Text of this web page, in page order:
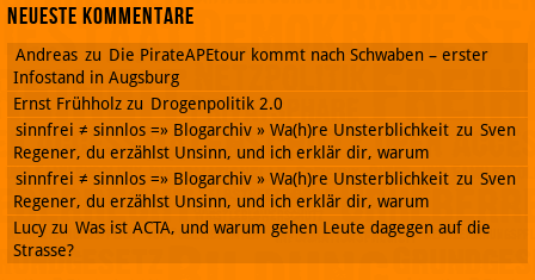
Neueste Kommentare
Andreas zu Die PirateAPEtour kommt nach Schwaben – erster
Infostand in Augsburg
Ernst Frühholz zu Drogenpolitik 2.0
sinnfrei ≠ sinnlos =» Blogarchiv » Wa(h)re Unsterblichkeit zu Sven
Regener, du erzählst Unsinn, und ich erklär dir, warum
sinnfrei ≠ sinnlos =» Blogarchiv » Wa(h)re Unsterblichkeit zu Sven
Regener, du erzählst Unsinn, und ich erklär dir, warum
Lucy zu Was ist ACTA, und warum gehen Leute dagegen auf die
Strasse?